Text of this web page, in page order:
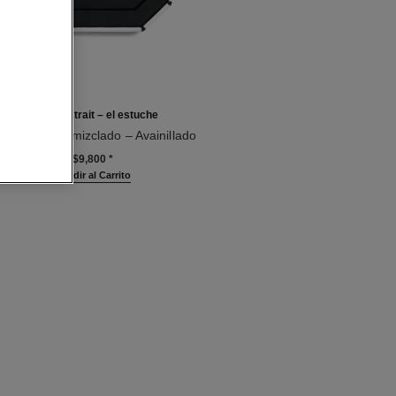
jersey extrait – el estuche
– Almizclado – Avainillado
$9,800*
Añadir al Carrito